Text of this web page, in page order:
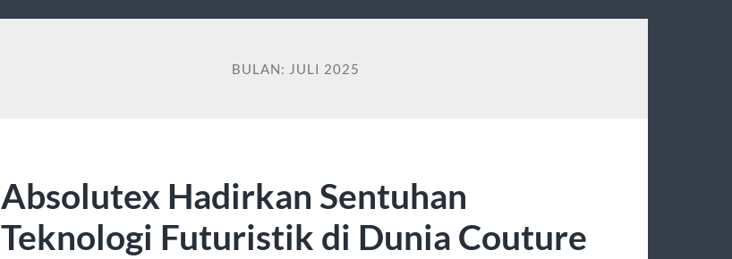
BULAN: JULI 2025
Absolutex Hadirkan Sentuhan
Teknologi Futuristik di Dunia Couture